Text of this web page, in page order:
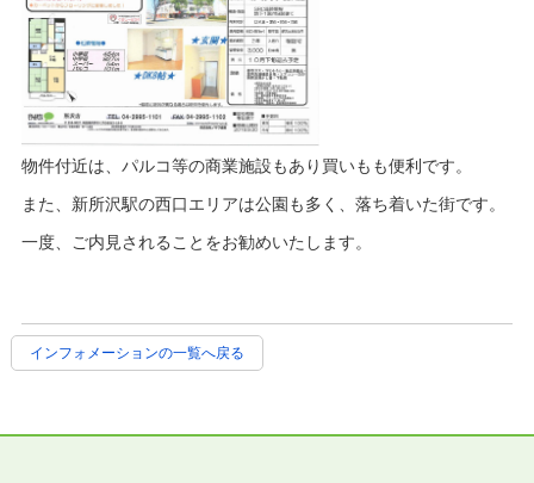
物件付近は、パルコ等の商業施設もあり買いもも便利です。
また、新所沢駅の西口エリアは公園も多く、落ち着いた街です。
一度、ご内見されることをお勧めいたします。
インフォメーションの一覧へ戻る